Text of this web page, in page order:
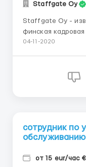
Staffgate Oy
Staffgate Oy -
финская
обширным
различных
04-11-2020
сотрудник по
от 15 еur/час €